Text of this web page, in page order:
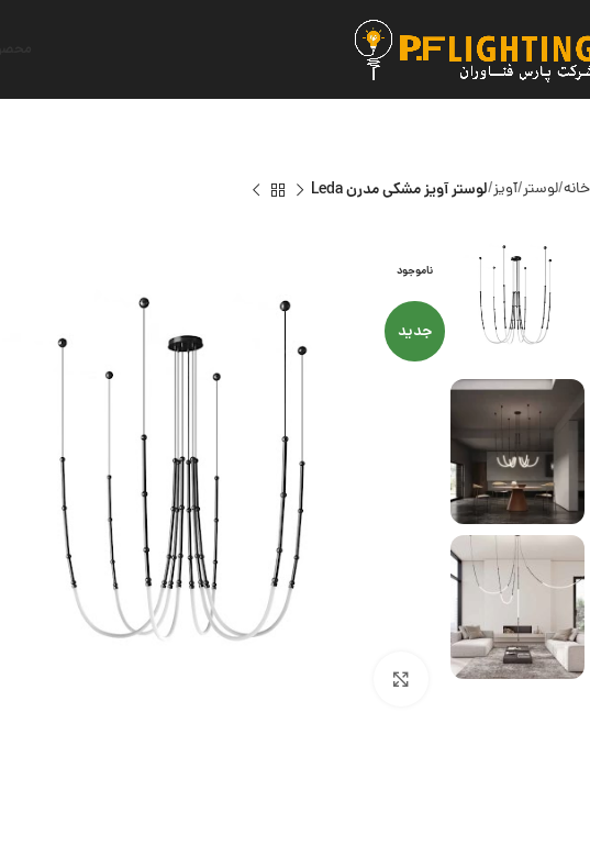
خانه لوستر آویز لوستر آویز مشکی مدرن Leda
ناموجود
جدید